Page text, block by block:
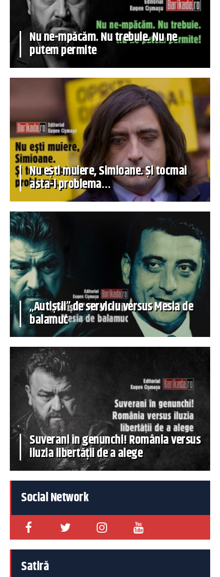
Nu ne-mpăcăm. Nu trebuie. Nu ne
putem permite
Nu ești muiere, Simioane. Și tocmai
asta-i problema…
„Autiștii” de serviciu versus Mesia de
balamuc
Suverani în genunchi! România versus
iluzia libertății de a alege
Social Network
Satiră